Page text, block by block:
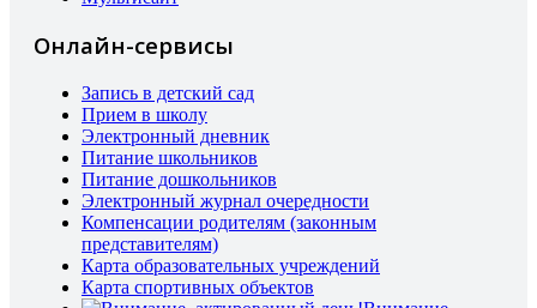
Онлайн-сервисы
Запись в детский сад
Прием в школу
Электронный дневник
Питание школьников
Питание дошкольников
Электронный журнал очередности
Компенсации родителям (законным
представителям)
Карта образовательных учреждений
Карта спортивных объектов